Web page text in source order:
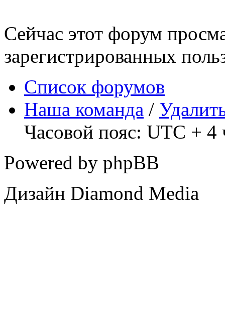
Сейчас этот форум
зарегистрированных
Список форумов
Наша команда /
Часовой пояс: UTC + 4
Powered by phpBB
Дизайн Diamond Media